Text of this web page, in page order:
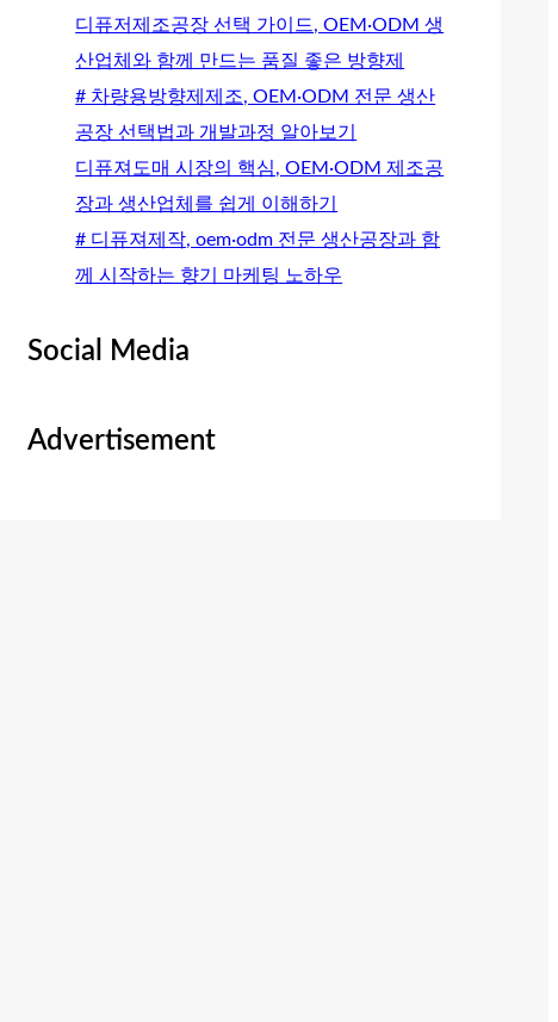
디퓨저제조공장 선택 가이드, OEM·ODM 생
산업체와 함께 만드는 품질 좋은 방향제
# 차량용방향제제조, OEM·ODM 전문 생산
공장 선택법과 개발과정 알아보기
디퓨져도매 시장의 핵심, OEM·ODM 제조공
장과 생산업체를 쉽게 이해하기
# 디퓨져제작, oem·odm 전문 생산공장과 함
께 시작하는 향기 마케팅 노하우
Social Media
Advertisement